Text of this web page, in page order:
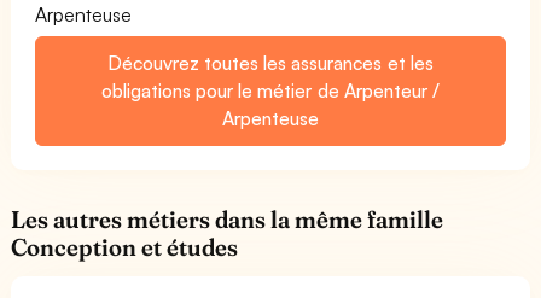
Arpenteuse
Découvrez toutes les assurances et les
obligations pour le métier de Arpenteur /
Arpenteuse
Les autres métiers dans la même famille
Conception et études